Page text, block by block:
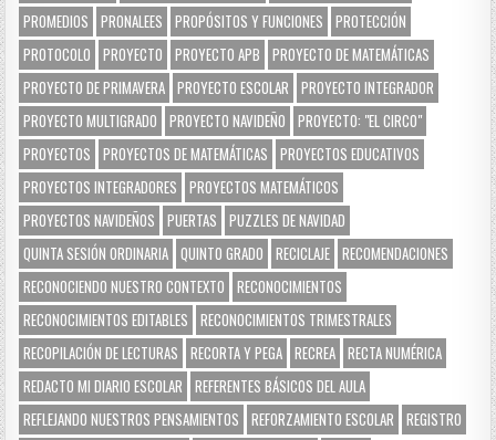
PROMEDIOS
PRONALEES PROPÓSITOS Y FUNCIONES
PROTECCIÓN
PROTOCOLO
PROYECTO PROYECTO APB
PROYECTO DE MATEMÁTICAS
PROYECTO DE PRIMAVERA PROYECTO ESCOLAR
PROYECTO INTEGRADOR
PROYECTO MULTIGRADO
PROYECTO NAVIDEÑO
PROYECTO: "EL CIRCO"
PROYECTOS
PROYECTOS DE MATEMÁTICAS
PROYECTOS EDUCATIVOS
PROYECTOS INTEGRADORES
PROYECTOS MATEMÁTICOS
PROYECTOS NAVIDEÑOS
PUERTAS
PUZZLES DE NAVIDAD
QUINTA SESIÓN ORDINARIA QUINTO GRADO RECICLAJE RECOMENDACIONES
RECONOCIENDO NUESTRO CONTEXTO
RECONOCIMIENTOS
RECONOCIMIENTOS EDITABLES
RECONOCIMIENTOS TRIMESTRALES
RECOPILACIÓN DE LECTURAS
RECORTA Y PEGA RECREA RECTA NUMÉRICA
REDACTO MI DIARIO ESCOLAR
REFERENTES BÁSICOS DEL AULA
REFLEJANDO NUESTROS PENSAMIENTOS
REFORZAMIENTO ESCOLAR
REGISTRO